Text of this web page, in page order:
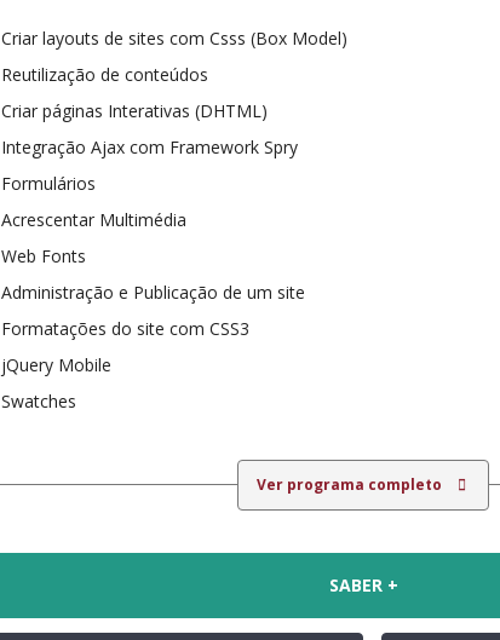
Criar layouts de sites com Csss (Box Model)
Reutilização de conteúdos
Criar páginas Interativas (DHTML)
Integração Ajax com Framework Spry
Formulários
Acrescentar Multimédia
Web Fonts
Administração e Publicação de um site
Formatações do site com CSS3
jQuery Mobile
Swatches
Ver programa completo
SABER +